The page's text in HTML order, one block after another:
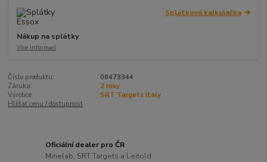
Splátková kalkulačka
Nákup na splátky
Více informací
Číslo produktu:
08473344
Záruka:
2 roky
Výrobce:
SRT Targets Italy
Hlídat cenu / dostupnost
Oficiální dealer pro ČR
Minelab, SRT Targets a Leitold